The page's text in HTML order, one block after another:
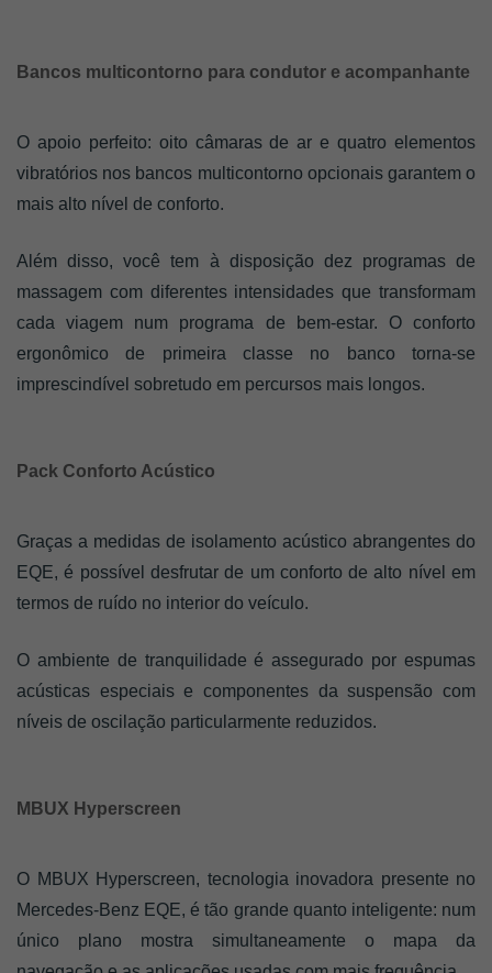
Bancos multicontorno para condutor e acompanhante
O apoio perfeito: oito câmaras de ar e quatro elementos
vibratórios nos bancos multicontorno opcionais garantem o
mais alto nível de conforto.
Além disso, você tem à disposição dez programas de
massagem com diferentes intensidades que transformam
cada viagem num programa de bem-estar. O conforto
ergonômico de primeira classe no banco torna-se
imprescindível sobretudo em percursos mais longos.
Pack Conforto Acústico
Graças a medidas de isolamento acústico abrangentes do
EQE, é possível desfrutar de um conforto de alto nível em
termos de ruído no interior do veículo.
O ambiente de tranquilidade é assegurado por espumas
acústicas especiais e componentes da suspensão com
níveis de oscilação particularmente reduzidos.
MBUX Hyperscreen
O MBUX Hyperscreen, tecnologia inovadora presente no
Mercedes-Benz EQE, é tão grande quanto inteligente: num
único plano mostra simultaneamente o mapa da